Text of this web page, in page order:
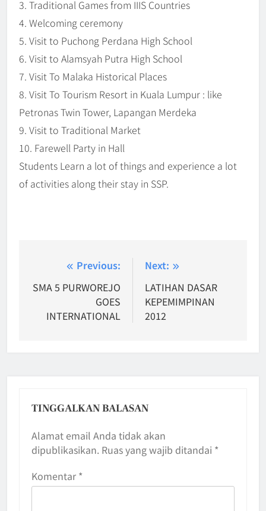
3. Traditional Games from IIIS Countries
4. Welcoming ceremony
5. Visit to Puchong Perdana High School
6. Visit to Alamsyah Putra High School
7. Visit To Malaka Historical Places
8. Visit To Tourism Resort in Kuala Lumpur : like
Petronas Twin Tower, Lapangan Merdeka
9. Visit to Traditional Market
10. Farewell Party in Hall
Students Learn a lot of things and experience a lot
of activities along their stay in SSP.
Navigasi
pos
Previous:
SMA 5 PURWOREJO
GOES
INTERNATIONAL
Next:
LATIHAN DASAR
KEPEMIMPINAN
2012
TINGGALKAN BALASAN
Alamat email Anda tidak akan
dipublikasikan. Ruas yang wajib ditandai *
Komentar *